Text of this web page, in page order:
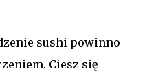
sushi powinno
Ciesz się